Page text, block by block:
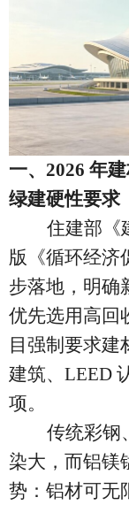
一、 2026 年
绿建硬性要求
住建部《
版《循环经济
步落地，明确
优先选用高回
目强制要求建
建筑、LEED
项。
传统彩钢
染大，而铝镁
势：铝材可无